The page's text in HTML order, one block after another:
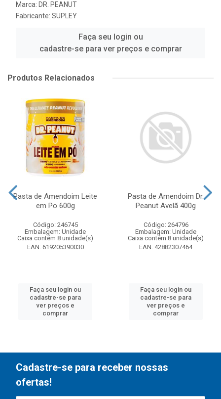
Marca: DR. PEANUT
Fabricante: SUPLEY
Faça seu login ou
cadastre-se para ver preços e comprar
Produtos Relacionados
Pasta de Amendoim Leite
em Po 600g
Código: 246745
Embalagem: Unidade
Caixa contém 8 unidade(s)
EAN: 619205390030
Faça seu login ou
cadastre-se para
ver preços e
comprar
Pasta de Amendoim Dr.
Peanut Avelã 400g
Código: 264796
Embalagem: Unidade
Caixa contém 8 unidade(s)
EAN: 42882307464
Faça seu login ou
cadastre-se para
ver preços e
comprar
Cadastre-se para receber nossas
ofertas!